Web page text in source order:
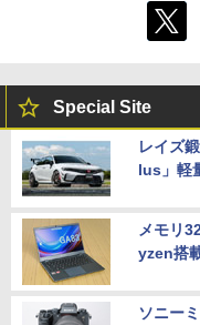
Special Site
レイズ
lus」軽
メモリ
yzen搭
ソニー